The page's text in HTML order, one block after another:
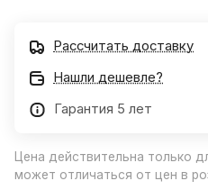
Рассчитать доставку
Нашли дешевле?
Гарантия 5 лет
Цена действительна только
может отличаться от цен в